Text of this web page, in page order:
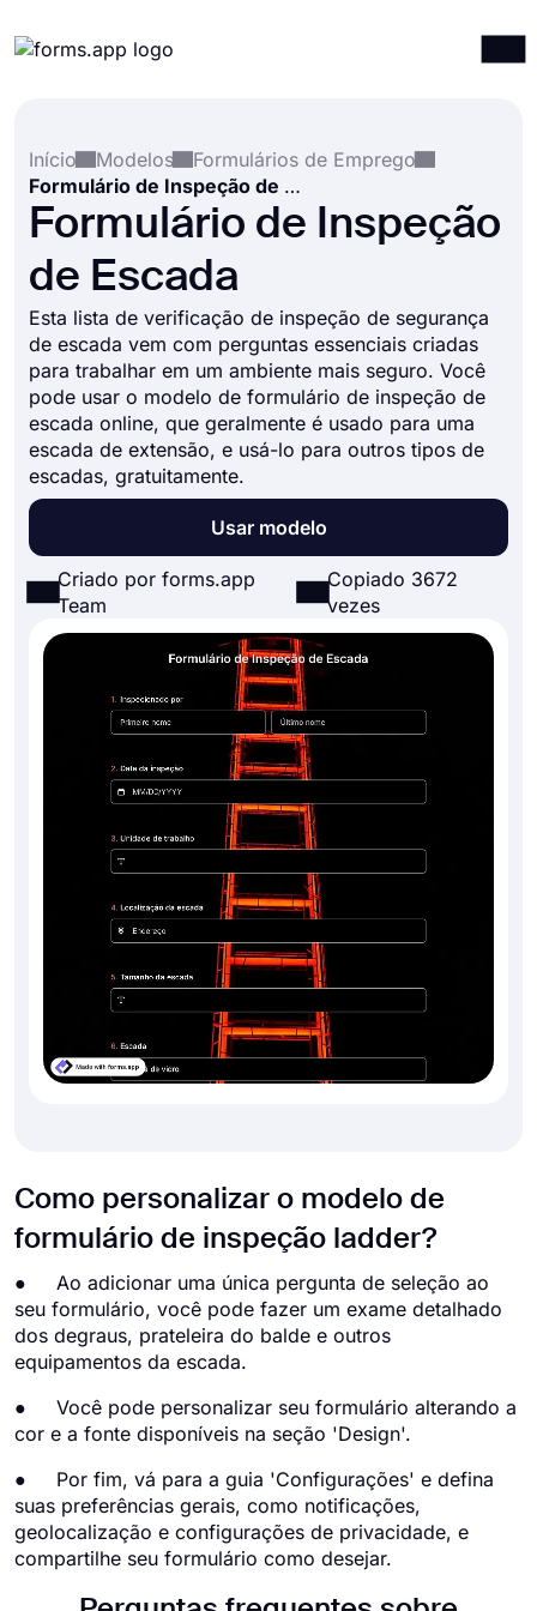
Integrações
Modelos
Recursos
Início
Modelos
Formulários de Emprego
Formulário de Inspeção de Escada
Formulário de Inspeção
de Escada
Esta lista de verificação de inspeção de segurança
de escada vem com perguntas essenciais criadas
para trabalhar em um ambiente mais seguro. Você
pode usar o modelo de formulário de inspeção de
escada online, que geralmente é usado para uma
escada de extensão, e usá-lo para outros tipos de
escadas, gratuitamente.
Usar modelo
Criado por forms.app
Team
Copiado 3672
vezes
Como personalizar o modelo de
formulário de inspeção ladder?
● Ao adicionar uma única pergunta de seleção ao
seu formulário, você pode fazer um exame detalhado
dos degraus, prateleira do balde e outros
equipamentos da escada.
● Você pode personalizar seu formulário alterando a
cor e a fonte disponíveis na seção 'Design'.
● Por fim, vá para a guia 'Configurações' e defina
suas preferências gerais, como notificações,
geolocalização e configurações de privacidade, e
compartilhe seu formulário como desejar.